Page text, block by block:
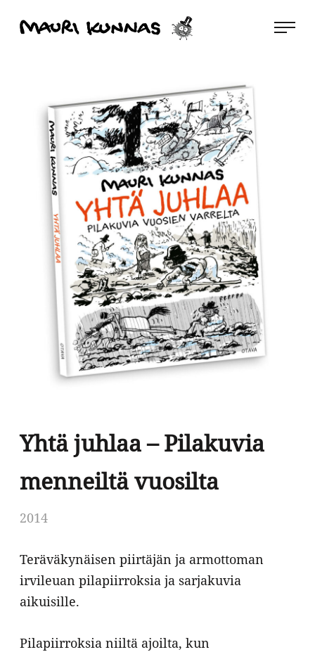
Siirry
Mauri Kunnas
Yhtä juhlaa – Pilakuvia
menneiltä vuosilta
2014
Teräväkynäisen piirtäjän ja armottoman
irvileuan pilapiirroksia ja sarjakuvia
aikuisille.
Pilapiirroksia niiltä ajoilta, kun